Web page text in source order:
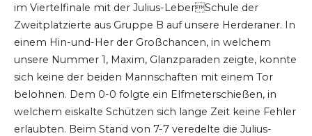
im Viertelfinale mit der Julius-LeberSchule der
Zweitplatzierte aus Gruppe B auf unsere Herderaner. In
einem Hin-und-Her der Großchancen, in welchem
unsere Nummer 1, Maxim, Glanzparaden zeigte, konnte
sich keine der beiden Mannschaften mit einem Tor
belohnen. Dem 0-0 folgte ein Elfmeterschießen, in
welchem eiskalte Schützen sich lange Zeit keine Fehler
erlaubten. Beim Stand von 7-7 veredelte die Julius-